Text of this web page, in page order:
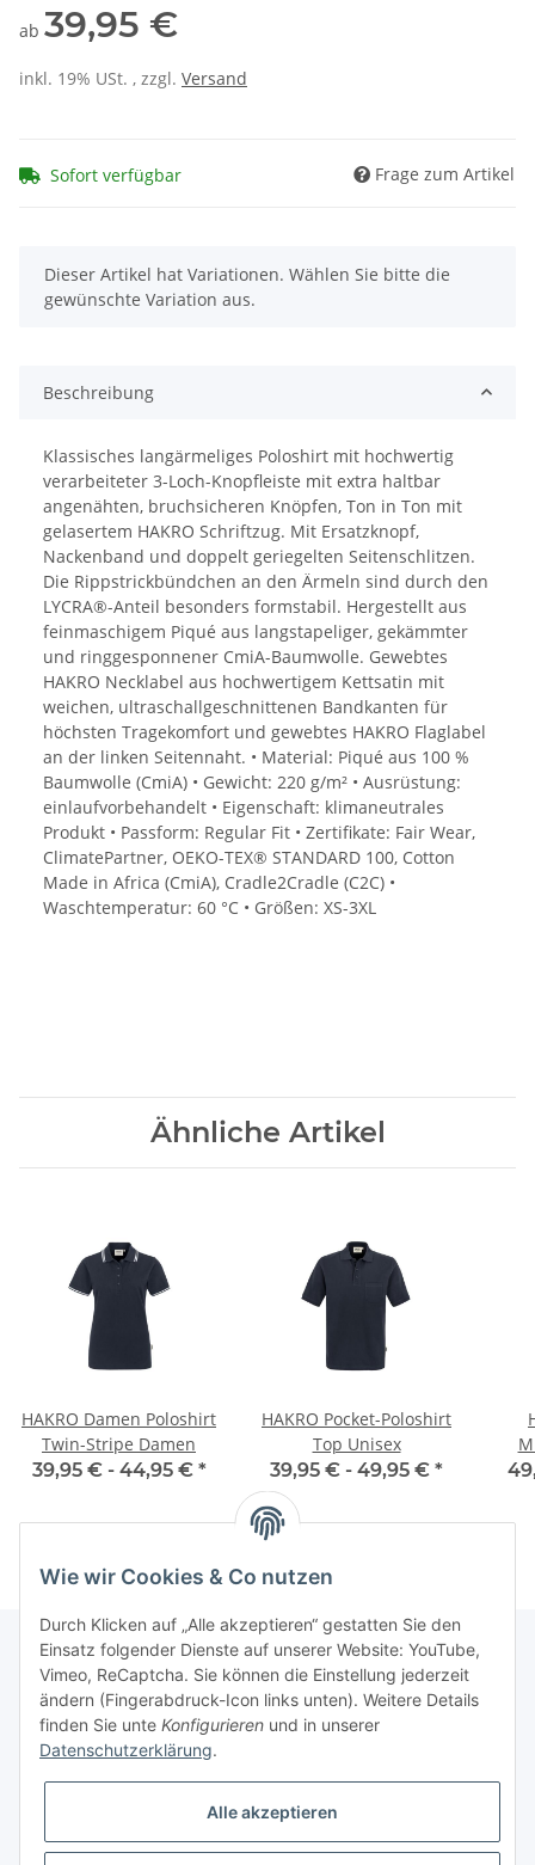
ab 39,95 €
inkl. 19% USt. , zzgl. Versand
Sofort verfügbar Frage zum Artikel
x
Dieser Artikel hat Variationen. Wählen Sie bitte die
gewünschte Variation aus.
Beschreibung
Klassisches langärmeliges Poloshirt mit hochwertig
verarbeiteter 3-Loch-Knopfleiste mit extra haltbar
angenähten, bruchsicheren Knöpfen, Ton in Ton mit
gelasertem HAKRO Schriftzug. Mit Ersatzknopf,
Nackenband und doppelt geriegelten Seitenschlitzen.
Die Rippstrickbündchen an den Ärmeln sind durch den
LYCRA®-Anteil besonders formstabil. Hergestellt aus
feinmaschigem Piqué aus langstapeliger, gekämmter
und ringgesponnener CmiA-Baumwolle. Gewebtes
HAKRO Necklabel aus hochwertigem Kettsatin mit
weichen, ultraschallgeschnittenen Bandkanten für
höchsten Tragekomfort und gewebtes HAKRO Flaglabel
an der linken Seitennaht. • Material: Piqué aus 100 %
Baumwolle (CmiA) • Gewicht: 220 g/m² • Ausrüstung:
einlaufvorbehandelt • Eigenschaft: klimaneutrales
Produkt • Passform: Regular Fit • Zertifikate: Fair Wear,
ClimatePartner, OEKO-TEX® STANDARD 100, Cotton
Made in Africa (CmiA), Cradle2Cradle (C2C) •
Waschtemperatur: 60 °C • Größen: XS-3XL
Ähnliche Artikel
HAKRO Damen Poloshirt
Twin-Stripe Damen
39,95 € - 44,95 € *
HAKRO Pocket-Poloshirt
Top Unisex
39,95 € - 49,95 € *
Informationen
Gesetzliche Informationen
Wie wir Cookies & Co nutzen
Durch Klicken auf „Alle akzeptieren“ gestatten Sie den
Einsatz folgender Dienste auf unserer Website: YouTube,
Vimeo, ReCaptcha. Sie können die Einstellung jederzeit
ändern (Fingerabdruck-Icon links unten). Weitere Details
finden Sie unte Konfigurieren und in unserer
Datenschutzerklärung.
Alle akzeptieren